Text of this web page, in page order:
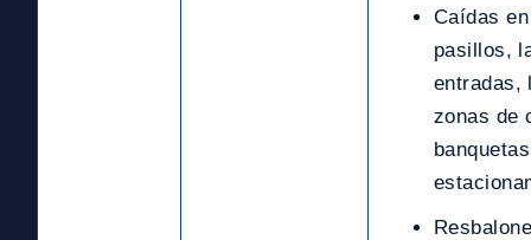
Caídas en los
pasillos,
entradas,
zonas de
Resbalones por